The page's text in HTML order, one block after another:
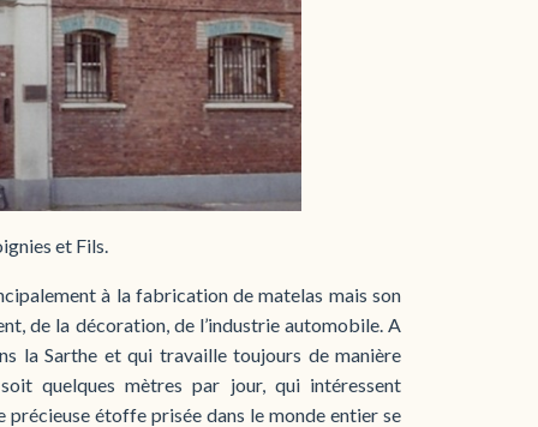
et Fils.
à la fabrication de matelas mais son
de la décoration, de l’industrie automobile. A
la Sarthe et qui travaille toujours de manière
quelques mètres par jour, qui intéressent
étoffe prisée dans le monde entier se